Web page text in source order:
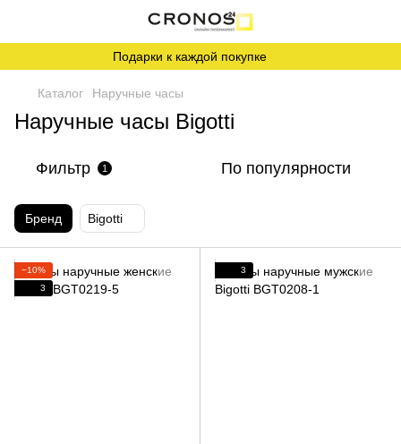
Подарки к каждой покупке
Каталог Наручные часы
Наручные часы Bigotti
Фильтр 1 По популярности
Бренд Bigotti
−10%
3
3